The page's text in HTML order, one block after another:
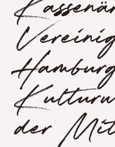
der